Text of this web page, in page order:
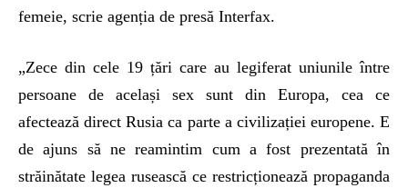
femeie, scrie agenția de presă Interfax.
„Zece din cele 19 țări care au legiferat uniunile între
persoane de același sex sunt din Europa, cea ce
afectează direct Rusia ca parte a civilizației europene. E
de ajuns să ne reamintim cum a fost prezentată în
străinătate legea rusească ce restricționează propaganda